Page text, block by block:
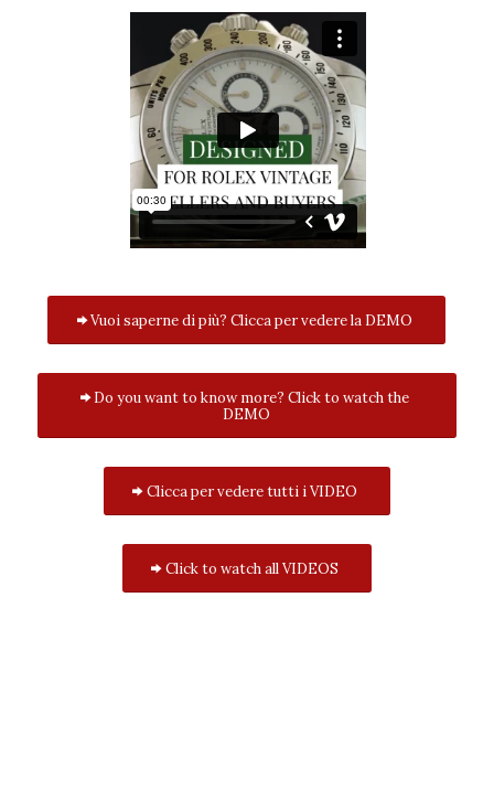
Vuoi saperne di più? Clicca per vedere la DEMO
Do you want to know more? Click to watch the
DEMO
Clicca per vedere tutti i VIDEO
Click to watch all VIDEOS